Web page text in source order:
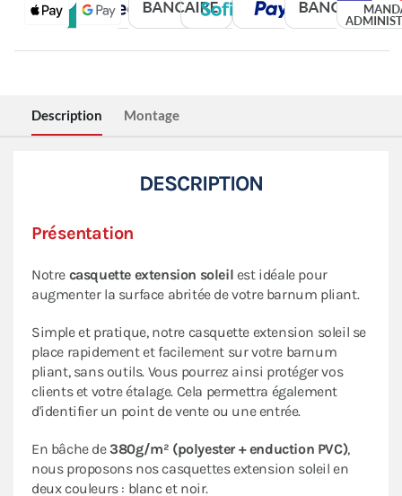
Description Montage
DESCRIPTION
Présentation
Notre casquette extension soleil est idéale pour
augmenter la surface abritée de votre barnum pliant.
Simple et pratique, notre casquette extension soleil se
place rapidement et facilement sur votre barnum
pliant, sans outils. Vous pourrez ainsi protéger vos
clients et votre étalage. Cela permettra également
d'identifier un point de vente ou une entrée.
En bâche de380g/m² (polyester + enduction PVC),
nous proposons nos casquettes extension soleil en
deux couleurs : blanc et noir.